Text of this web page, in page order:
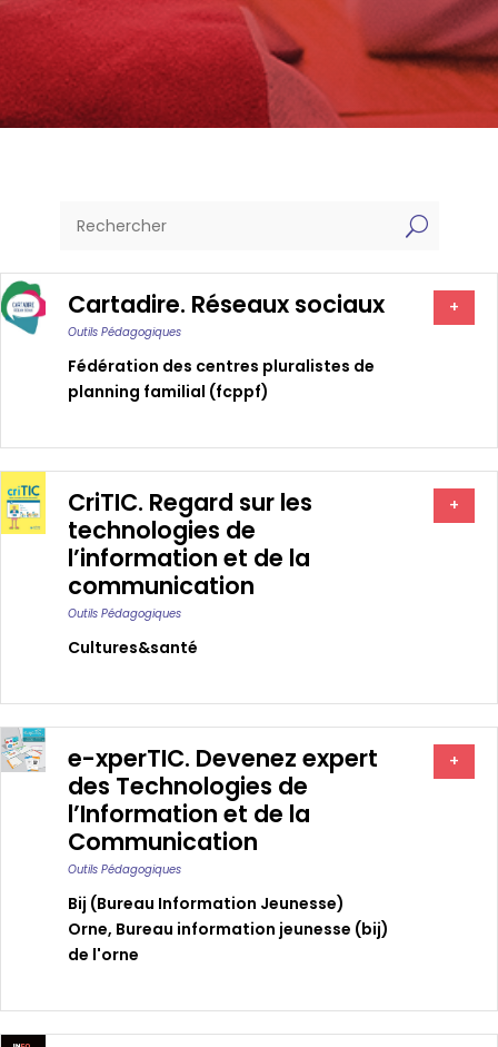
U
Cartadire. Réseaux sociaux
Outils Pédagogiques
Fédération des centres pluralistes de
planning familial (fcppf)
+
CriTIC. Regard sur les
technologies de
l’information et de la
communication
Outils Pédagogiques
Cultures&santé
+
e-xperTIC. Devenez expert
des Technologies de
l’Information et de la
Communication
Outils Pédagogiques
Bij (bureau Information Jeunesse)
Orne, Bureau information jeunesse (bij)
de l'orne
+